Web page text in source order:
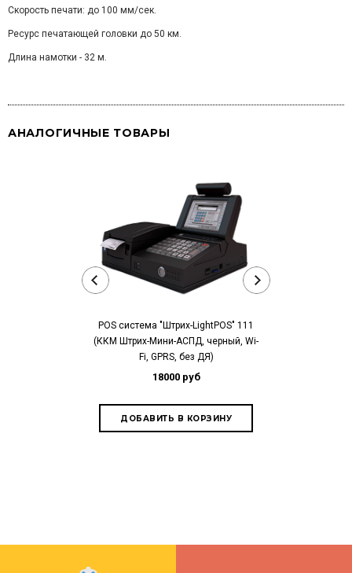
Скорость печати: до 100 мм/сек.
Ресурс печатающей головки до 50 км.
Длина намотки - 32 м.
АНАЛОГИЧНЫЕ ТОВАРЫ
POS система "Штрих-LightPOS" 111
(ККМ Штрих-Мини-АСПД, черный, Wi-
Fi, GPRS, без ДЯ)
18000 руб